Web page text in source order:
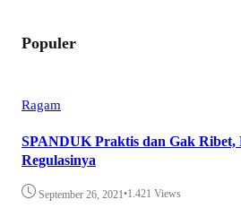
Populer
Ragam
SPANDUK Praktis dan Gak Ribet,
Regulasinya
September 26, 2021•1.421 Views